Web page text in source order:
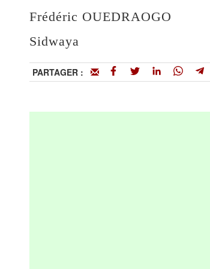
Frédéric OUEDRAOGO
Sidwaya
PARTAGER :